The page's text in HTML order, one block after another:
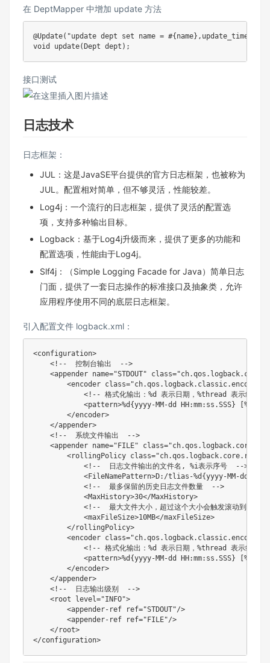
在 DeptMapper 中增加 update 方法
@Update( "update dept set name = #{name},update_time =
void
update( Dept dept ) ;
接口测试
日志技术
日志框架：
JUL：这是JavaSE平台提供的官方日志框架，也被称为
JUL。配置相对简单，但不够灵活，性能较差。
Log4j：一个流行的日志框架，提供了灵活的配置选
项，支持多种输出目标。
Logback：基于Log4j升级而来，提供了更多的功能和
配置选项，性能由于Log4j。
Slf4j：（Simple Logging Facade for Java）简单日志
门面，提供了一套日志操作的标准接口及抽象类，允许
应用程序使用不同的底层日志框架。
引入配置文件 logback.xml：
<configuration>
<!--  控制台输出  -->
<appender name="STDOUT" class="
<encoder class="
<!-- 格式化输出：%d 表示日期，%thread 表示线程名
<pattern>%d{yyyy-MM-dd HH:mm:ss.SSS}
</encoder>
</appender>
<!--  系统文件输出  -->
<appender name="FILE" class="
<rollingPolicy class="
<!--  日志文件输出的文件名, %i表示序号  -->
<FileNamePattern>D:/tlias-%d{yyyy-MM-dd}-
<!--  最多保留的历史日志文件数量  -->
<MaxHistory>30</MaxHistory>
<!--  最大文件大小，超过这个大小会触发滚动到新文
<maxFileSize>10MB</maxFileSize>
</ rollingPolicy>
<encoder class="
<!-- 格式化输出：%d 表示日期，%thread 表示线程名
<pattern>%d{yyyy-MM-dd HH:mm:ss.SSS}
</encoder>
</appender>
<!--  日志输出级别  -->
<root level ="INFO">
<appender-ref ref="STDOUT"/>
<appender-ref ref="FILE"/>
</ root>
</configuration>